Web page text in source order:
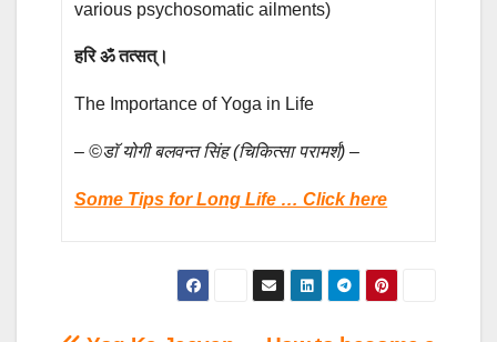
various psychosomatic ailments)
हरि ॐ तत्सत्।
The Importance of Yoga in Life
– ©डाॅ योगी बलवन्त सिंह (चिकित्सा परामर्श) –
Some Tips for Long Life … Click here